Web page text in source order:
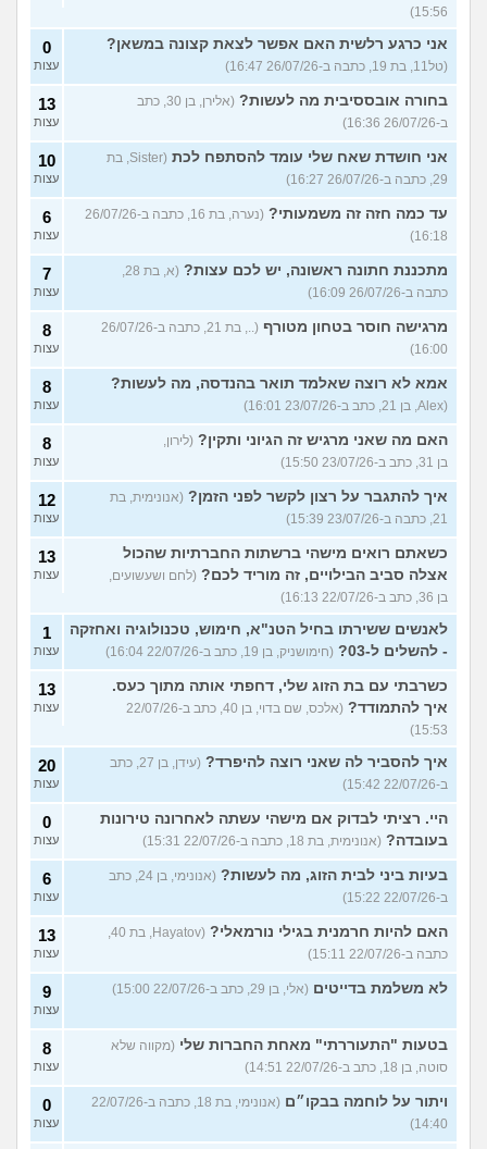
15:56)
אני כרגע רלשית האם אפשר לצאת קצונה במשאן?
(טל11, בת 19, כתבה ב-26/07/26 16:47)
0
עצות
בחורה אובססיבית מה לעשות?
(אלירן, בן 30, כתב
ב-26/07/26 16:36)
13
עצות
אני חושדת שאח שלי עומד להסתפח לכת
(Sister, בת
29, כתבה ב-26/07/26 16:27)
10
עצות
עד כמה חזה זה משמעותי?
(נערה, בת 16, כתבה ב-26/07/26
16:18)
6
עצות
מתכננת חתונה ראשונה, יש לכם עצות?
(א, בת 28,
כתבה ב-26/07/26 16:09)
7
עצות
מרגישה חוסר בטחון מטורף
(.., בת 21, כתבה ב-26/07/26
16:00)
8
עצות
אמא לא רוצה שאלמד תואר בהנדסה, מה לעשות?
(Alex, בן 21, כתב ב-23/07/26 16:01)
8
עצות
האם מה שאני מרגיש זה הגיוני ותקין? (לירון,
בן 31, כתב ב-23/07/26 15:50)
8
עצות
איך להתגבר על רצון לקשר לפני הזמן? (אנונימית, בת
21, כתבה ב-23/07/26 15:39)
12
עצות
כשאתם רואים מישהי ברשתות החברתיות שהכול
אצלה סביב הבילויים, זה מוריד לכם? (לחם ושעשועים,
בן 36, כתב ב-22/07/26 16:13)
13
עצות
לאנשים ששירתו בחיל הטנ"א, חימוש, טכנולוגיה ואחזקה
- להשלים ל-03?
(חימושניק, בן 19, כתב ב-22/07/26 16:04)
1
עצות
כשרבתי עם בת הזוג שלי, דחפתי אותה מתוך כעס.
איך להתמודד?
(אלכס, שם בדוי, בן 40, כתב ב-22/07/26
15:53)
13
עצות
איך להסביר לה שאני רוצה להיפרד?
(עידן, בן 27, כתב
ב-22/07/26 15:42)
20
עצות
היי. רציתי לבדוק אם מישהי עשתה לאחרונה טירונות
בעובדה? (אנונימית, בת 18, כתבה ב-22/07/26 15:31)
0
עצות
בעיות ביני לבית הזוג, מה לעשות?
(אנונימי, בן 24, כתב
ב-22/07/26 15:22)
6
עצות
האם להיות חרמנית בגילי נורמאלי?
(Hayatov, בת 40,
כתבה ב-22/07/26 15:11)
13
עצות
לא משלמת בדייטים (אלי, בן 29, כתב ב-22/07/26 15:00) 9
עצות
בטעות "התעוררתי" מאחת החברות שלי (מקווה שלא
סוטה, בן 18, כתב ב-22/07/26 14:51)
8
עצות
ויתור על לוחמה בבקו״ם
(אנונימי, בת 18, כתבה ב-22/07/26
14:40)
0
עצות